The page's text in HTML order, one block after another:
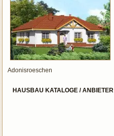
Adonisroeschen
HAUSBAU KATALOGE / ANBIETER